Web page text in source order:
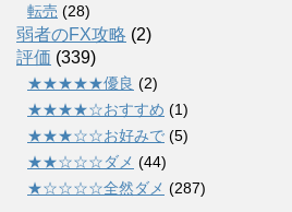
転売 (28)
弱者のFX攻略 (2)
評価 (339)
★★★★★優良 (2)
★★★★☆おすすめ (1)
★★★☆☆お好みで (5)
★★☆☆☆ダメ (44)
★☆☆☆☆全然ダメ (287)